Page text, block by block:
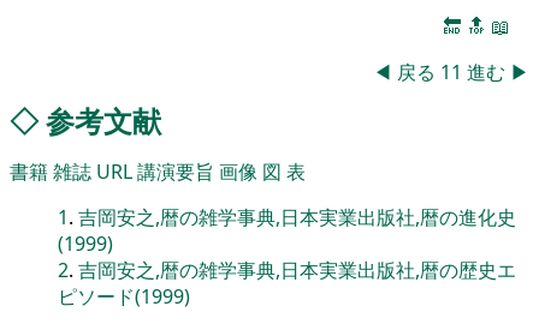
🔚 🔝 📖
◀ 戻る 11 進む ▶
◇参考文献
書籍雑誌 URL講演要旨 画像 図 表
1. 吉岡安之,暦の雑学事典,日本実業出版社,暦の進化史
(1999)
2. 吉岡安之,暦の雑学事典,日本実業出版社,暦の歴史エ
ピソード(1999)